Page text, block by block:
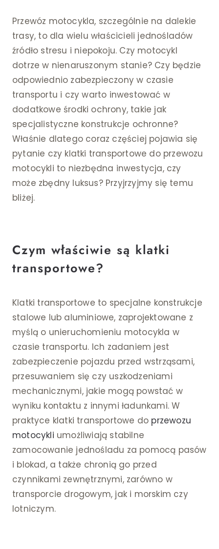
Przewóz motocykla, szczególnie na dalekie
trasy, to dla wielu właścicieli jednośladów
źródło stresu i niepokoju. Czy motocykl
dotrze w nienaruszonym stanie? Czy będzie
odpowiednio zabezpieczony w czasie
transportu i czy warto inwestować w
dodatkowe środki ochrony, takie jak
specjalistyczne konstrukcje ochronne?
Właśnie dlatego coraz częściej pojawia się
pytanie czy klatki transportowe do przewozu
motocykli to niezbędna inwestycja, czy
może zbędny luksus? Przyjrzyjmy się temu
bliżej.
Czym właściwie są klatki
transportowe?
Klatki transportowe to specjalne konstrukcje
stalowe lub aluminiowe, zaprojektowane z
myślą o unieruchomieniu motocykla w
czasie transportu. Ich zadaniem jest
zabezpieczenie pojazdu przed wstrząsami,
przesuwaniem się czy uszkodzeniami
mechanicznymi, jakie mogą powstać w
wyniku kontaktu z innymi ładunkami. W
praktyce klatki transportowe do przewozu
motocykli umożliwiają stabilne
zamocowanie jednośladu za pomocą pasów
i blokad, a także chronią go przed
czynnikami zewnętrznymi, zarówno w
transporcie drogowym, jak i morskim czy
lotniczym.